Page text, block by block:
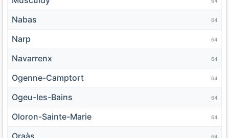
Nabas 64
Narp 64
Navarrenx 64
Ogenne-Camptort 64
Ogeu-les-Bains 64
Oloron-Sainte-Marie 64
64